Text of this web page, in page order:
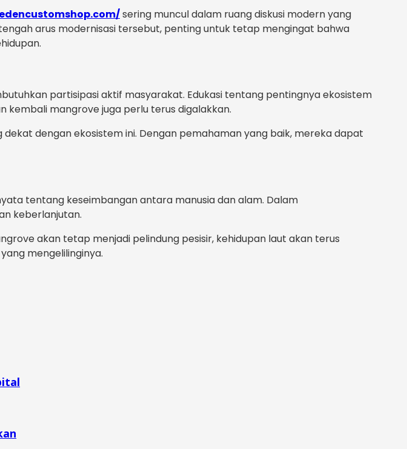
sering muncul dalam ruang diskusi modern yang
arus modernisasi tersebut, penting untuk tetap mengingat bahwa
partisipasi aktif masyarakat. Edukasi tentang pentingnya ekosistem
kembali mangrove juga perlu terus digalakkan.
dengan ekosistem ini. Dengan pemahaman yang baik, mereka dapat
tentang keseimbangan antara manusia dan alam. Dalam
keberlanjutan.
akan tetap menjadi pelindung pesisir, kehidupan laut akan terus
mengelilinginya.